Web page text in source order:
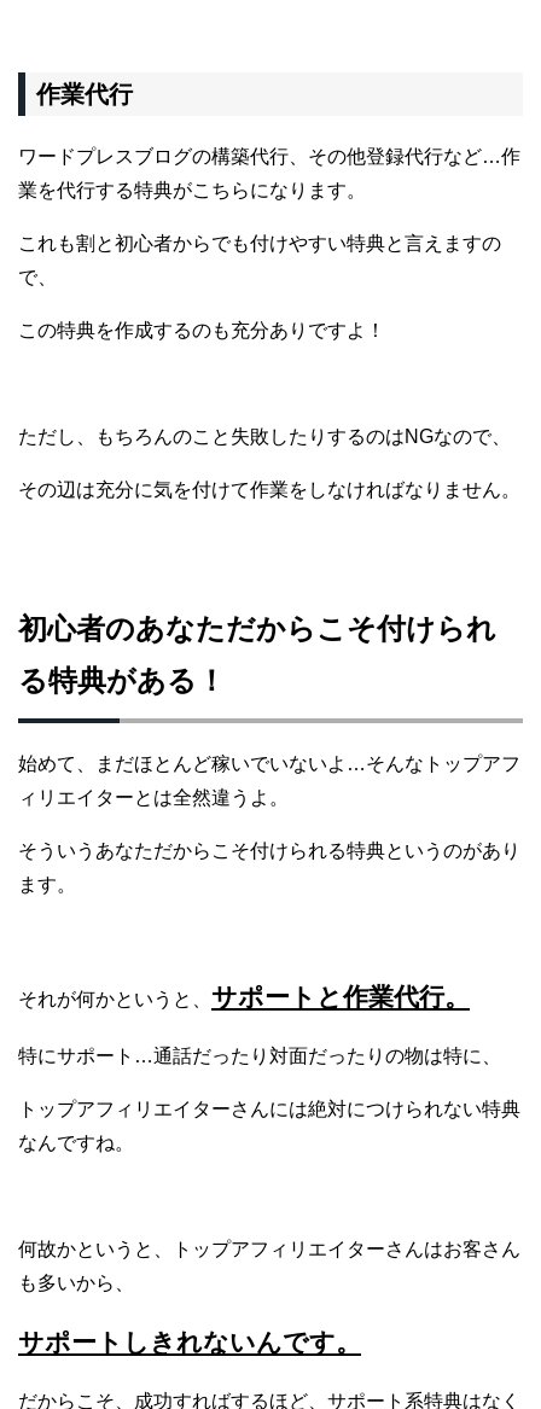
作業代行
ワードプレスブログの構築代行、その他登録代行など…作
業を代行する特典がこちらになります。
これも割と初心者からでも付けやすい特典と言えますの
で、
この特典を作成するのも充分ありですよ！
ただし、もちろんのこと失敗したりするのはNGなので、
その辺は充分に気を付けて作業をしなければなりません。
初心者のあなただからこそ付けられ
る特典がある！
始めて、まだほとんど稼いでいないよ…そんなトップアフ
ィリエイターとは全然違うよ。
そういうあなただからこそ付けられる特典というのがあり
ます。
それが何かというと、 サポートと作業代行。
特にサポート…通話だったり対面だったりの物は特に、
トップアフィリエイターさんには絶対につけられない特典
なんですね。
何故かというと、トップアフィリエイターさんはお客さん
も多いから、
サポートしきれないんです。
だからこそ、成功すればするほど、サポート系特典はなく